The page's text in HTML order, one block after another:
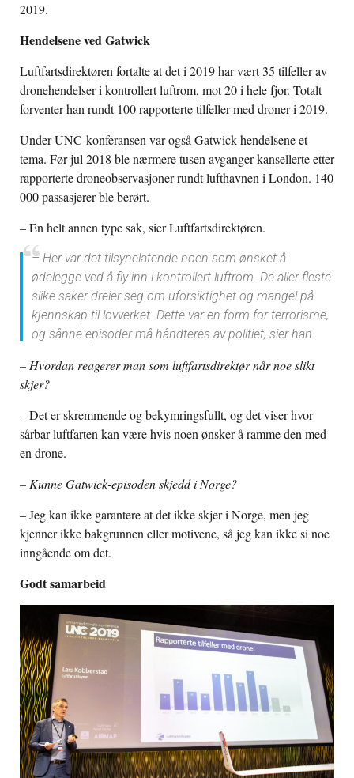
2019.
Hendelsene ved Gatwick
Luftfartsdirektøren fortalte at det i 2019 har vært 35 tilfeller av
dronehendelser i kontrollert luftrom, mot 20 i hele fjor. Totalt
forventer han rundt 100 rapporterte tilfeller med droner i 2019.
Under UNC-konferansen var også Gatwick-hendelsene et
tema. Før jul 2018 ble nærmere tusen avganger kansellerte etter
rapporterte droneobservasjoner rundt lufthavnen i London. 140
000 passasjerer ble berørt.
– En helt annen type sak, sier Luftfartsdirektøren.
– Her var det tilsynelatende noen som ønsket å
ødelegge ved å fly inn i kontrollert luftrom. De aller fleste
slike saker dreier seg om uforsiktighet og mangel på
kjennskap til lovverket. Dette var en form for terrorisme,
og sånne episoder må håndteres av politiet, sier han.
– Hvordan reagerer man som luftfartsdirektør når noe slikt
skjer?
– Det er skremmende og bekymringsfullt, og det viser hvor
sårbar luftfarten kan være hvis noen ønsker å ramme den med
en drone.
– Kunne Gatwick-episoden skjedd i Norge?
– Jeg kan ikke garantere at det ikke skjer i Norge, men jeg
kjenner ikke bakgrunnen eller motivene, så jeg kan ikke si noe
inngående om det.
Godt samarbeid